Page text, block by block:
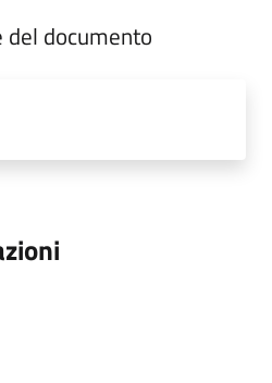
documento